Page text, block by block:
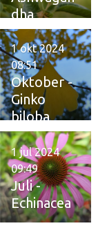
dha
Oktober -
Ginko
biloba
1 okt 2024
08:51
Juli -
Echinacea
1 jul 2024
09:49